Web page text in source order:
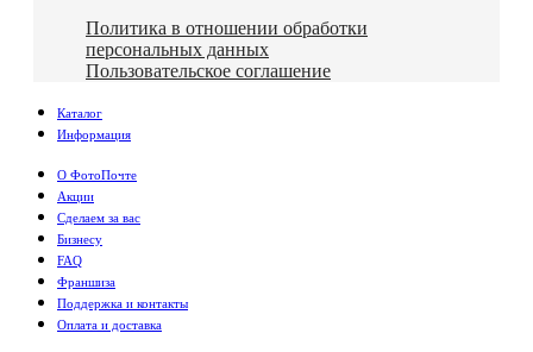
Политика в отношении обработки
персональных данных
Пользовательское соглашение
Каталог
Информация
О ФотоПочте
Акции
Сделаем за вас
Бизнесу
FAQ
Франшиза
Поддержка и контакты
Оплата и доставка